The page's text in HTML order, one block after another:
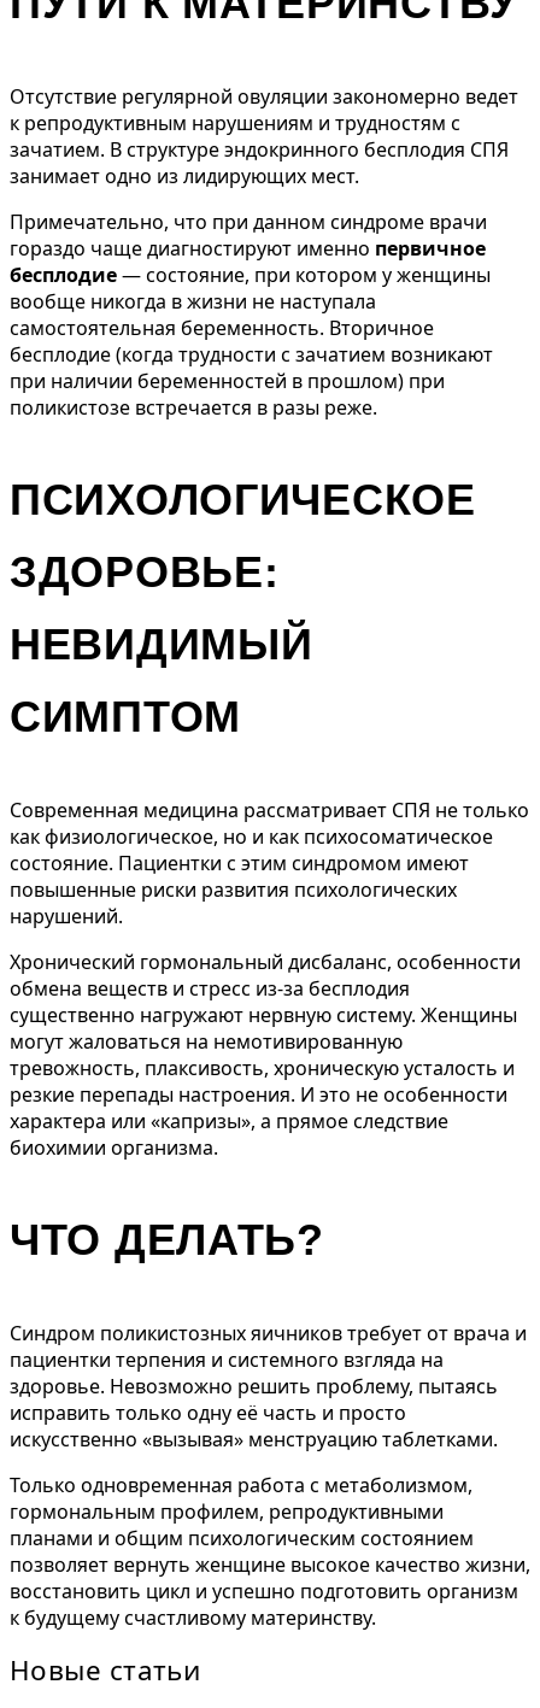
Отсутствие регулярной овуляции закономерно ведет
к репродуктивным нарушениям и трудностям с
зачатием. В структуре эндокринного бесплодия СПЯ
занимает одно из лидирующих мест.
Примечательно, что при данном синдроме врачи
гораздо чаще диагностируют именно первичное
бесплодие— состояние, при котором у женщины
вообще никогда в жизни не наступала
самостоятельная беременность. Вторичное
бесплодие (когда трудности с зачатием возникают
при наличии беременностей в прошлом) при
поликистозе встречается в разы реже.
ПСИХОЛОГИЧЕСКОЕ
ЗДОРОВЬЕ:
НЕВИДИМЫЙ
СИМПТОМ
Современная медицина рассматривает СПЯ не только
как физиологическое, но и как психосоматическое
состояние. Пациентки с этим синдромом имеют
повышенные риски развития психологических
нарушений.
Хронический гормональный дисбаланс, особенности
обмена веществ и стресс из-за бесплодия
существенно нагружают нервную систему. Женщины
могут жаловаться на немотивированную
тревожность, плаксивость, хроническую усталость и
резкие перепады настроения. И это не особенности
характера или «капризы», а прямое следствие
биохимии организма.
ЧТО ДЕЛАТЬ?
Синдром поликистозных яичников требует от врача и
пациентки терпения и системного взгляда на
здоровье. Невозможно решить проблему, пытаясь
исправить только одну её часть и просто
искусственно «вызывая» менструацию таблетками.
Только одновременная работа с метаболизмом,
гормональным профилем, репродуктивными
планами и общим психологическим состоянием
позволяет вернуть женщине высокое качество жизни,
восстановить цикл и успешно подготовить организм
к будущему счастливому материнству.
Новые статьи